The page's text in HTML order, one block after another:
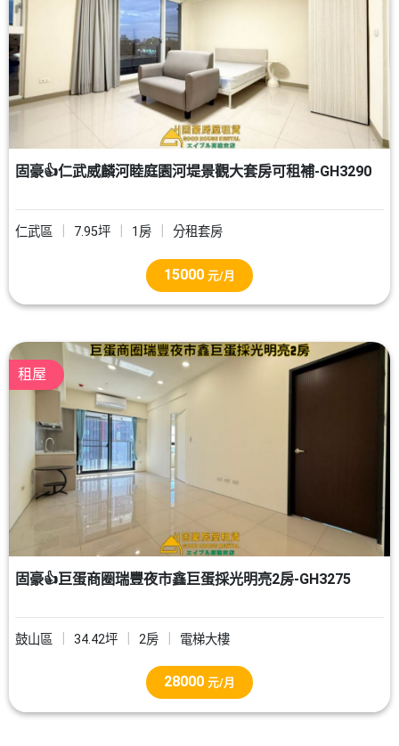
固豪👍仁武威麟河睦庭園河堤景觀大套房可租補-GH3290
仁武區 7.95坪 1房 分租套房
15000 元/月
租屋
固豪👍巨蛋商圈瑞豐夜市鑫巨蛋採光明亮2房-GH3275
鼓山區 34.42坪 2房 電梯大樓
28000 元/月